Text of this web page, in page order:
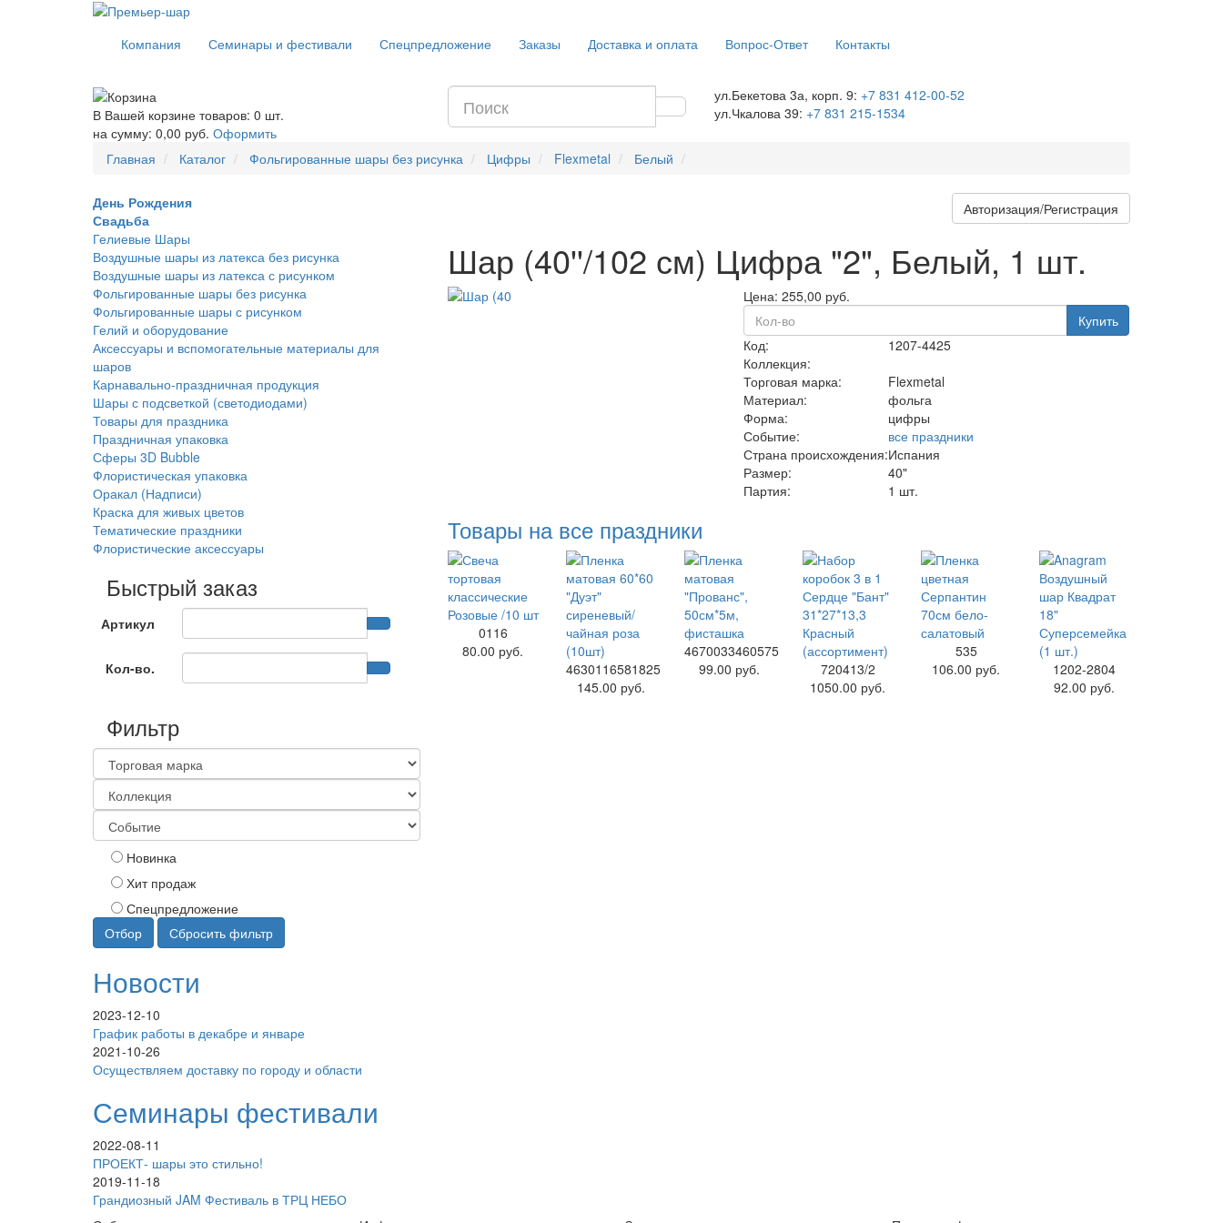
Компания Семинары и фестивали Спецпредложение Заказы Доставка и оплата Вопрос-Ответ Контакты
В Вашей корзине товаров: 0 шт.
на сумму: 0,00 руб. Оформить
ул.Бекетова 3а, корп. 9: +7 831 412-00-52
ул.Чкалова 39: +7 831 215-1534
Главная Каталог Фольгированные шары без рисунка Цифры Flexmetal Белый
День Рождения
Свадьба
Гелиевые Шары
Воздушные шары из латекса без рисунка
Воздушные шары из латекса с рисунком
Фольгированные шары без рисунка
Фольгированные шары с рисунком
Гелий и оборудование
Аксессуары и вспомогательные материалы для
шаров
Карнавально-праздничная продукция
Шары с подсветкой (светодиодами)
Товары для праздника
Праздничная упаковка
Сферы 3D Bubble
Флористическая упаковка
Оракал (Надписи)
Краска для живых цветов
Тематические праздники
Флористические аксессуары
Быстрый заказ
Артикул
Кол-во.
Фильтр
Новинка
Хит продаж
Спецпредложение
Отбор
Сбросить фильтр
Новости
2023-12-10
График работы в декабре и январе
2021-10-26
Осуществляем доставку по городу и области
Семинары фестивали
2022-08-11
ПРОЕКТ- шары это стильно!
2019-11-18
Грандиозный JAM Фестиваль в ТРЦ НЕБО
Авторизация/Регистрация
Шар (40''/102 см) Цифра "2", Белый, 1 шт.
Цена: 255,00 руб.
Купить
Код:
1207-4425
Коллекция:
Торговая марка:
Flexmetal
Материал:
фольга
Форма:
цифры
Событие:
все праздники
Страна происхождения:Испания
Размер:
40"
Партия:
1 шт.
Товары на все праздники
0116
80.00 руб.
4630116581825
145.00 руб.
4670033460575
99.00 руб.
720413/2
1050.00 руб.
535
106.00 руб.
1202-2804
92.00 руб.